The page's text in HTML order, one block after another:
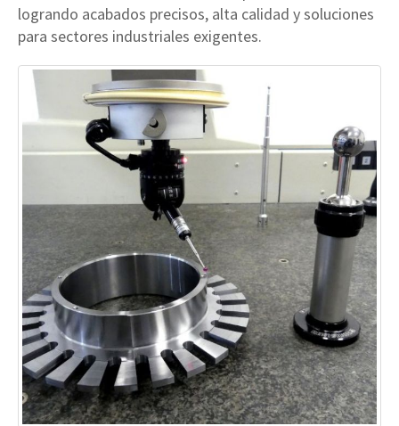
logrando acabados precisos, alta calidad y soluciones
para sectores industriales exigentes.